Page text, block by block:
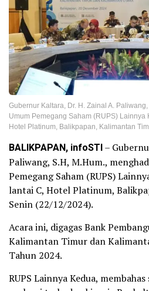
Gubernur Kaltara, Dr. H. Zainal A.
Umum Pemegang Saham (RUPS)
Hotel Platinum, Balikpapan, Kalimantan
BALIKPAPAN, infoSTI–
Paliwang, S.H, M.Hum.,
Pemegang Saham (RUPS)
lantai C, Hotel Platinum,
Senin (22/12/2024).
Acara ini, digagas Bank
Kalimantan Timur dan
Tahun 2024.
RUPS Lainnya Kedua,